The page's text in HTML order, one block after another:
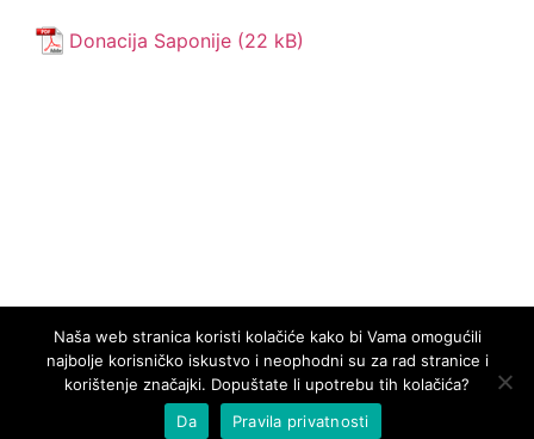
Donacija Saponije
Naša web stranica koristi kolačiće kako bi Vama omogućili
najbolje korisničko iskustvo i neophodni su za rad stranice i
korištenje značajki. Dopuštate li upotrebu tih kolačića?
Da
Pravila privatnosti